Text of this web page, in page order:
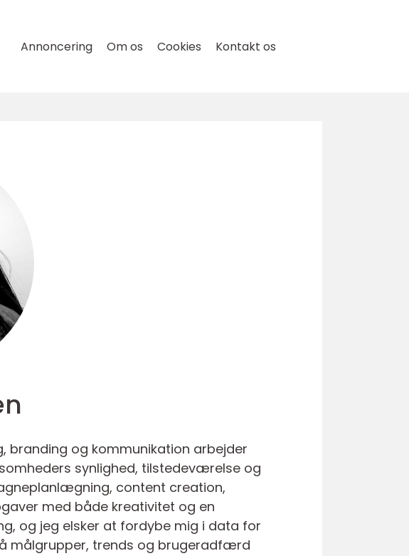
Annoncering Om os Cookies Kontakt os
branding og kommunikation arbejder
synlighed, tilstedeværelse og
content creation,
med både kreativitet og en
og jeg elsker at fordybe mig i data for
målgrupper, trends og brugeradfærd